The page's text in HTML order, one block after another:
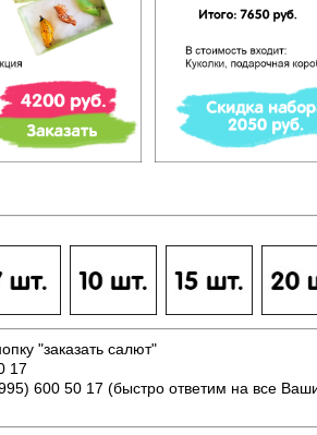
"заказать салют"
17
600 50 17 (быстро ответим на все